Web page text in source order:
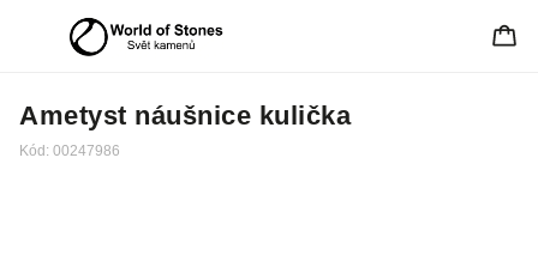
Ametyst náušnice kulička
Kód: 00247986